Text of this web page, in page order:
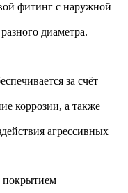
фитинг с наружной
диаметра.
за счёт
коррозии, а также
агрессивных
покрытием